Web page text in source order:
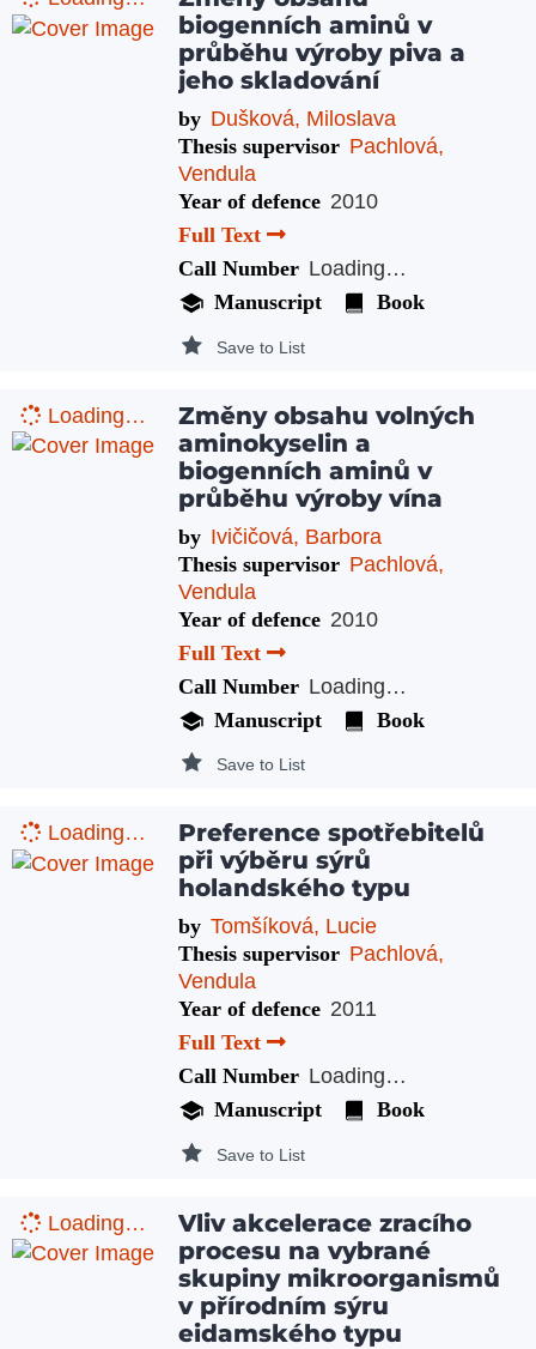
biogenních aminů v
průběhu výroby piva a
jeho skladování
by Dušková, Miloslava
Thesis supervisor Pachlová,
Vendula
Year of defence 2010
Full Text
Call Number Loading…
Manuscript
Book
Save to List
Loading…
Změny obsahu volných
aminokyselin a
biogenních aminů v
průběhu výroby vína
by Ivičičová, Barbora
Thesis supervisor Pachlová,
Vendula
Year of defence 2010
Full Text
Call Number Loading…
Manuscript
Book
Save to List
Loading…
Preference spotřebitelů
při výběru sýrů
holandského typu
by Tomšíková, Lucie
Thesis supervisor Pachlová,
Vendula
Year of defence 2011
Full Text
Call Number Loading…
Manuscript
Book
Save to List
Loading…
Vliv akcelerace zracího
procesu na vybrané
skupiny mikroorganismů
v přírodním sýru
eidamského typu